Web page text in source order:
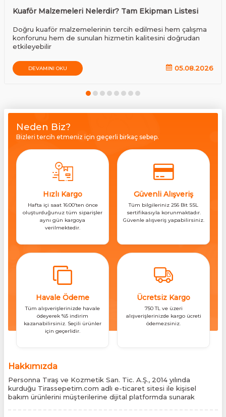
Kuaför Malzemeleri Nelerdir? Tam Ekipman Listesi
Doğru kuaför malzemelerinin tercih edilmesi hem çalışma
konforunu hem de sunulan hizmetin kalitesini doğrudan
etkileyebilir
DEVAMINI OKU 05.08.2026
Neden Biz?
Bizleri tercih etmeniz için geçerli birkaç sebep.
Hızlı Kargo
Hafta içi saat 16:00’ten önce
oluşturduğunuz tüm siparişler
aynı gün kargoya
verilmektedir.
Güvenli Alışveriş
Tüm bilgileriniz 256 Bit SSL
sertifikasıyla korunmaktadır.
Güvenle alışveriş yapabilirsiniz.
Havale Ödeme
Tüm alışverişlerinizde havale
ödeyerek %5 indirim
kazanabilirsiniz. Seçili ürünler
için geçerlidir.
Ücretsiz Kargo
750 TL ve üzeri
alışverişlerinizde kargo ücreti
ödemezsiniz.
Hakkımızda
Personna Tıraş ve Kozmetik San. Tic. A.Ş., 2014 yılında
kurduğu Tirassepetim.com adlı e-ticaret sitesi ile kişisel
bakım ürünlerini müşterilerine dijital platformda sunarak